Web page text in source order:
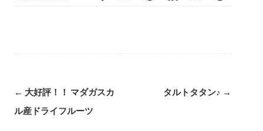
Post
navigation
← 大好評！！ マダガスカ
ル産ドライフルーツ
タルトタタン♪ →